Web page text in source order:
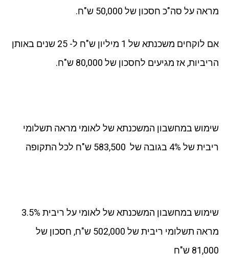
מראה על סה"כ חסכון של 50,000 ש"ח.
אם לוקחים משכנתא של 1 מיליון ש"ח ל- 25 שנים באותן
הריביות, אז מגיעים לחסכון של 80,000 ש"ח.
שימוש במחשבון המשכנתא של לאומי מראה תשלומי
ריבית של 4% בגובה של 583,500 ש"ח לכל התקופה
שימוש במחשבון המשכנתא של לאומי על ריבית 3.5%
מראה תשלומי ריבית של 502,000 ש"ח, חסכון של
81,000 ש"ח